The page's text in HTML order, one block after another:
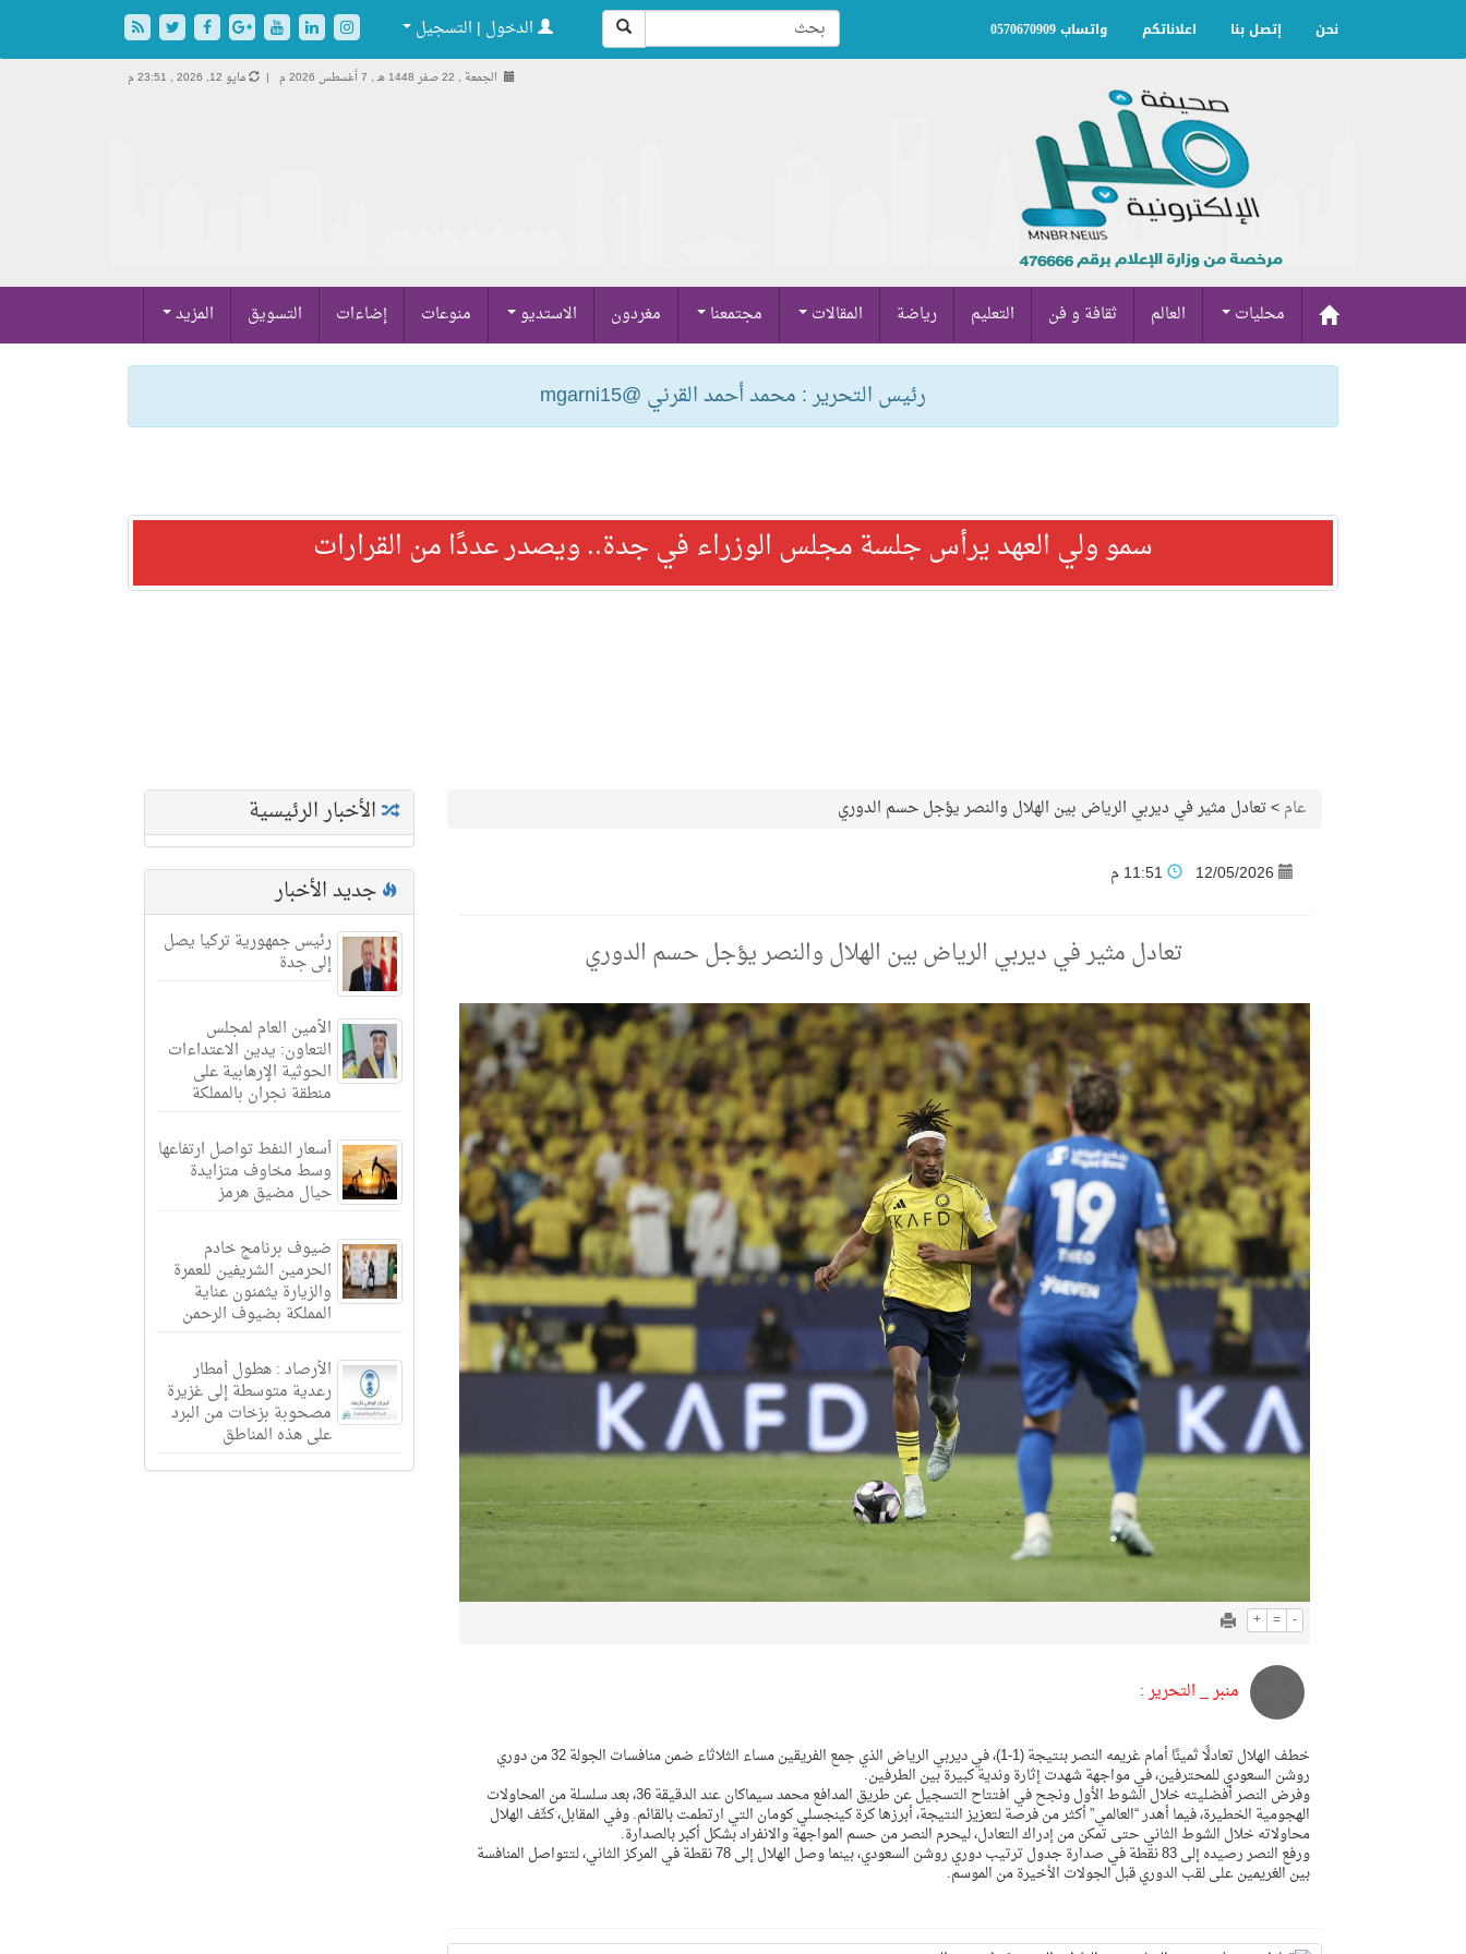
نحن إتصل بنا اعلاناتكم واتساب 0570670909 الدخول | التسجيل
الجمعة , 22 صفر 1448 هـ , 7 أغسطس 2026 م | مايو 12, 2026 , 23:51 م
محليات العالم ثقافة و فن التعليم رياضة المقالات مجتمعنا مغردون الاستديو منوعات إضاءات التسويق المزيد
رئيس التحرير : محمد أحمد القرني @mgarni15
سمو ولي العهد يرأس جلسة مجلس الوزراء في جدة.. ويصدر عددًا من القرارات
الأخبار الرئيسية
جديد الأخبار
رئيس جمهورية تركيا يصل
إلى جدة
الأمين العام لمجلس
التعاون: يدين الاعتداءات
الحوثية الإرهابية على
منطقة نجران بالمملكة
أسعار النفط تواصل ارتفاعها
وسط مخاوف متزايدة
حيال مضيق هرمز
ضيوف برنامج خادم
الحرمين الشريفين للعمرة
والزيارة يثمنون عناية
المملكة بضيوف الرحمن
الأرصاد : هطول أمطار
رعدية متوسطة إلى غزيرة
مصحوبة بزخات من البرد
على هذه المناطق
عام>تعادل مثير في ديربي الرياض بين الهلال والنصر يؤجل حسم الدوري
12/05/2026
تعادل مثير في ديربي الرياض بين الهلال والنصر يؤجل حسم الدوري
+ = -
منبر _ التحرير :
خطف الهلال تعادلًا ثمينًا أمام غريمه النصر بنتيجة (1-1)، في ديربي الرياض الذي جمع الفريقين مساء الثلاثاء ضمن منافسات الجولة 32 من دوري
روشن السعودي للمحترفين، في مواجهة شهدت إثارة وندية كبيرة بين الطرفين.
وفرض النصر أفضليته خلال الشوط الأول ونجح في افتتاح التسجيل عن طريق المدافع محمد سيماكان عند الدقيقة 36، بعد سلسلة من المحاولات
الهجومية الخطيرة، فيما أهدر “العالمي” أكثر من فرصة لتعزيز النتيجة، أبرزها كرة كينجسلي كومان التي ارتطمت بالقائم. وفي المقابل، كثّف الهلال
محاولاته خلال الشوط الثاني حتى تمكن من إدراك التعادل، ليحرم النصر من حسم المواجهة والانفراد بشكل أكبر بالصدارة.
ورفع النصر رصيده إلى 83 نقطة في صدارة جدول ترتيب دوري روشن السعودي، بينما وصل الهلال إلى 78 نقطة في المركز الثاني، لتتواصل المنافسة
بين الغريمين على لقب الدوري قبل الجولات الأخيرة من الموسم.